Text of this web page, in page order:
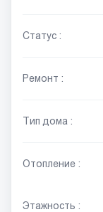
Статус :
Ремонт :
Тип дома :
Отопление :
Этажность :